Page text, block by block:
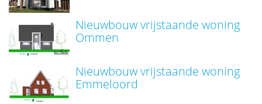
Nieuwbouw vrijstaande woning
Ommen
Nieuwbouw vrijstaande woning
Emmeloord